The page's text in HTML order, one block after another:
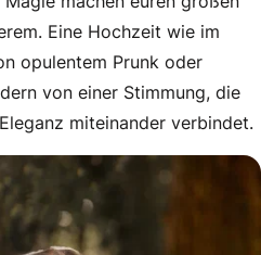
Eine Hochzeit wie im
opulentem Prunk oder
von einer Stimmung, die
miteinander verbindet.